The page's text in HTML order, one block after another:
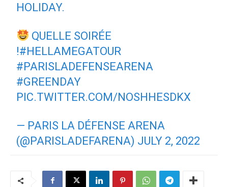
HOLIDAY.
QUELLE SOIRÉE
!#HELLAMEGATOUR
#PARISLADEFENSEARENA
#GREENDAY
PIC.TWITTER.COM/NOSHHESDKX
— PARIS LA DÉFENSE ARENA
(@PARISLADEFARENA) JULY 2, 2022